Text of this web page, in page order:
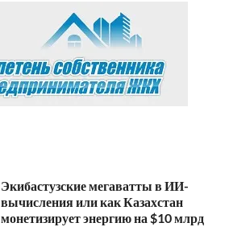
Экибастузские мегаватты в ИИ-
вычисления или как Казахстан
монетизирует энергию на $10 млрд